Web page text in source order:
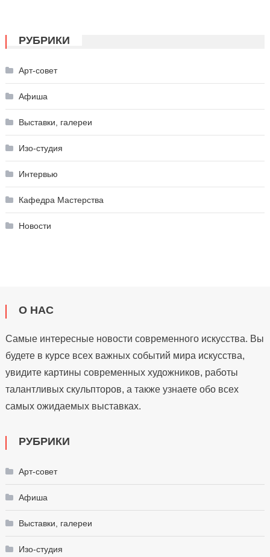
РУБРИКИ
Арт-совет
Афиша
Выставки, галереи
Изо-студия
Интервью
Кафедра Мастерства
Новости
О НАС
Самые интересные новости современного искусства. Вы
будете в курсе всех важных событий мира искусства,
увидите картины современных художников, работы
талантливых скульпторов, а также узнаете обо всех
самых ожидаемых выставках.
РУБРИКИ
Арт-совет
Афиша
Выставки, галереи
Изо-студия